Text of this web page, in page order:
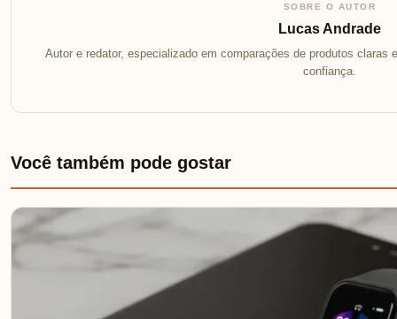
SOBRE O AUTOR
Lucas Andrade
Autor e redator, especializado em comparações de produtos claras
confiança.
Você também pode gostar